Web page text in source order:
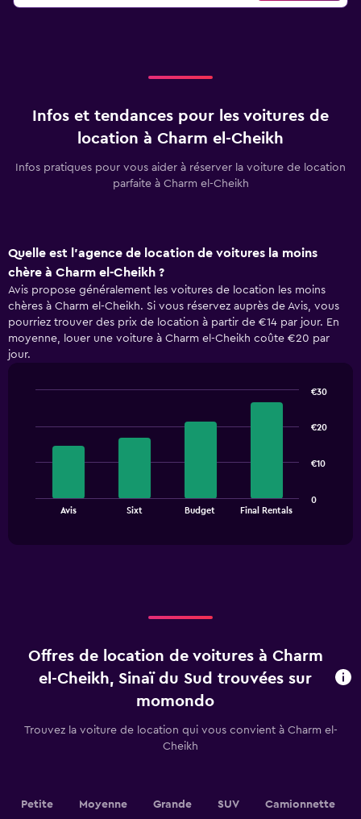
Infos et tendances pour les voitures de
location à Charm el-Cheikh
Infos pratiques pour vous aider à réserver la voiture de location
parfaite à Charm el-Cheikh
Quelle est l’agence de location de voitures la moins
chère à Charm el-Cheikh ?
Avis propose généralement les voitures de location les moins
chères à Charm el-Cheikh. Si vous réservez auprès de Avis, vous
pourriez trouver des prix de location à partir de €14 par jour. En
moyenne, louer une voiture à Charm el-Cheikh coûte €20 par
jour.
The
chart
axis
to
Avis Sixt Budget Final Rentals
0
€10
€20
€30
Offres de location de voitures à Charm
el-Cheikh, Sinaï du Sud trouvées sur
momondo
Trouvez la voiture de location qui vous convient à Charm el-
Cheikh
Petite Moyenne Grande SUV Camionnette